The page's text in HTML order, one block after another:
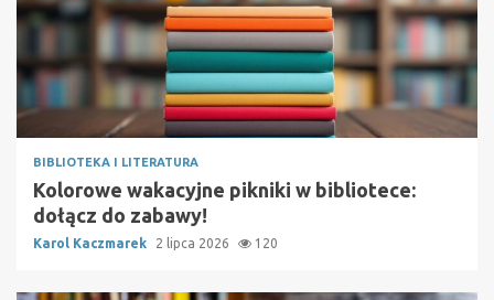
BIBLIOTEKA I LITERATURA
Kolorowe wakacyjne pikniki w bibliotece:
dołącz do zabawy!
Karol Kaczmarek 2 lipca 2026 120